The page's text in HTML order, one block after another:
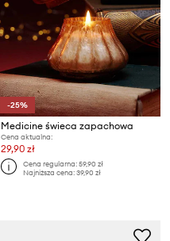
-25%
Medicine świeca zapachowa
Cena aktualna:
29,90 zł
Cena regularna:59,90 zł
Najniższa cena:39,90 zł